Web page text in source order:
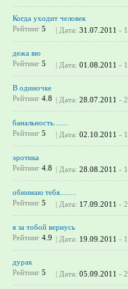
Когда уходит человек
Рейтинг 5 | Дата: 31.07.2011 -
дежа вю
Рейтинг 5 | Дата: 01.08.2011 -
В одиночке
Рейтинг 4.8 | Дата: 28.07.2011 -
банальность.......
Рейтинг 5 | Дата: 02.10.2011 -
эротика
Рейтинг 4.8 | Дата: 28.08.2011 -
обнимаю тебя........
Рейтинг 5 | Дата: 17.09.2011 -
я за тобой вернусь
Рейтинг 4.9 | Дата: 19.09.2011 -
дурак
Рейтинг 5 | Дата: 05.09.2011 -